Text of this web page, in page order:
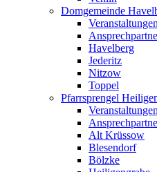
Domgemeinde
Veranstaltungen
Havelberg
Jederitz
Nitzow
Toppel
Pfarrsprengel
Veranstaltungen
Alt Krüssow
Blesendorf
Bölzke